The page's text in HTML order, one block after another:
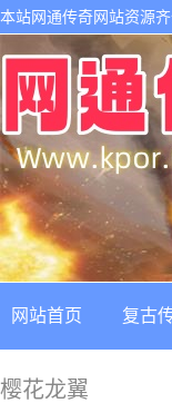
本站网通传奇网站资源
网站首页 复古
樱花龙翼